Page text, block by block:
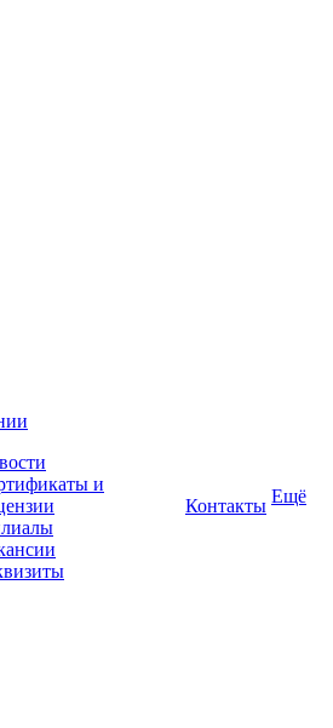
и
Контакты Ещё